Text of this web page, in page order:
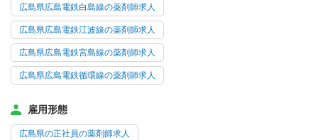
広島県広島電鉄白島線の薬剤師求人
広島県広島電鉄江波線の薬剤師求人
広島県広島電鉄宮島線の薬剤師求人
広島県広島電鉄循環線の薬剤師求人
雇用形態
広島県の正社員の薬剤師求人